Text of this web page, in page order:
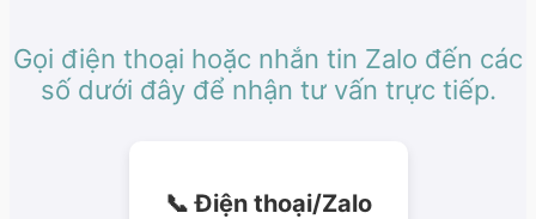
Gọi điện thoại hoặc nhắn tin Zalo đến các
số dưới đây để nhận tư vấn trực tiếp.
📞 Điện thoại/Zalo